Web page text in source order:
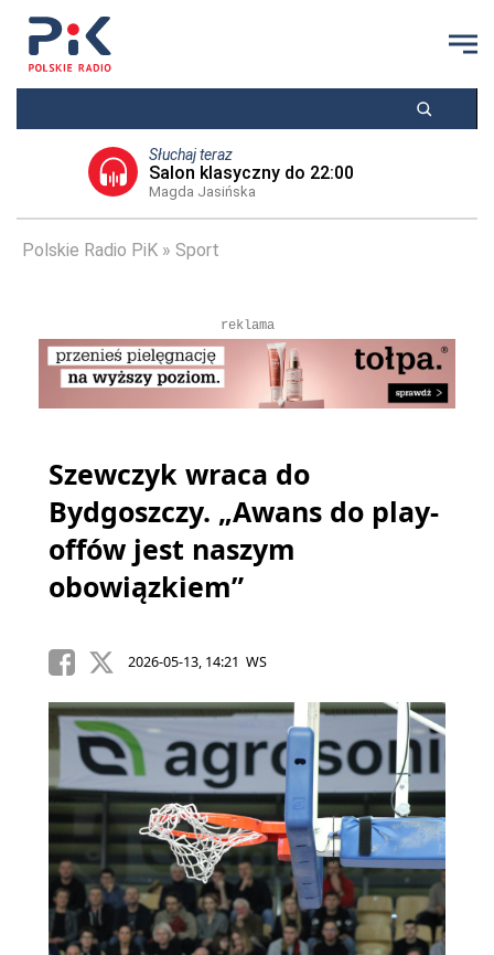
Słuchaj teraz
Salon klasyczny do 22:00
Magda Jasińska
Polskie Radio PiK Sport
reklama
Szewczyk wraca do
Bydgoszczy. „Awans do play-
offów jest naszym
obowiązkiem”
2026-05-13, 14:21 WS